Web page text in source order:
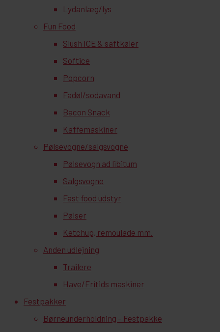
Lydanlæg/lys
Fun Food
Slush ICE & saftkøler
Softice
Popcorn
Fadøl/sodavand
Bacon Snack
Kaffemaskiner
Pølsevogne/salgsvogne
Pølsevogn ad libitum
Salgsvogne
Fast food udstyr
Pølser
Ketchup, remoulade mm.
Anden udlejning
Trailere
Have/Fritids maskiner
Festpakker
Børneunderholdning – Festpakke